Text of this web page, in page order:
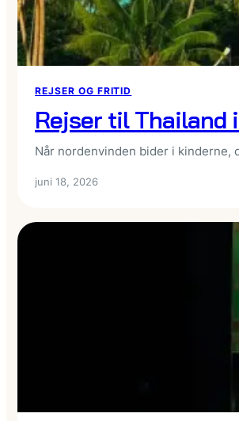
REJSER OG FRITID
Rejser til Thailand
Når nordenvinden bider i kinderne,
juni 18, 2026